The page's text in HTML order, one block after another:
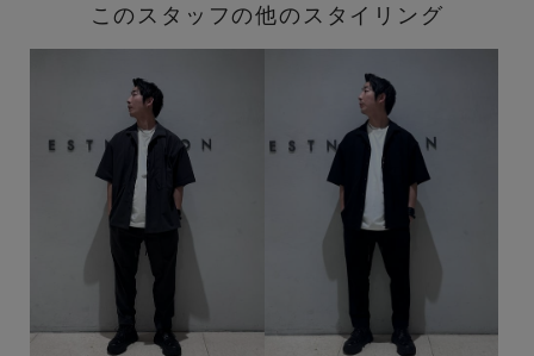
このスタッフの他のスタイリング